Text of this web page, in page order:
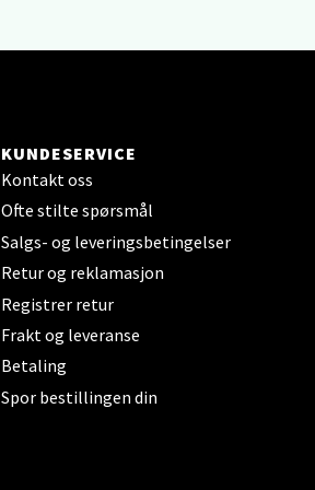
KUNDESERVICE
Kontakt oss
Ofte stilte spørsmål
Salgs- og leveringsbetingelser
Retur og reklamasjon
Registrer retur
Frakt og leveranse
Betaling
Spor bestillingen din